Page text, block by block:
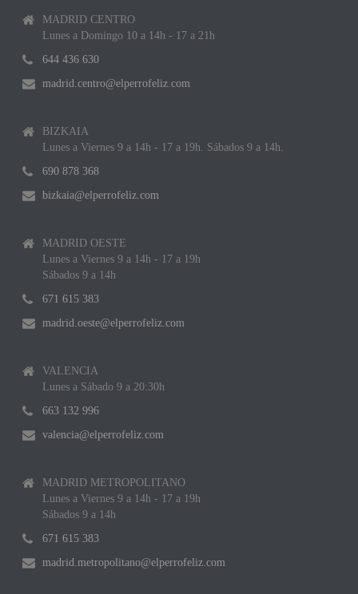
MADRID CENTRO
Lunes a Domingo 10 a 14h - 17 a 21h
644 436 630
madrid.centro@elperrofeliz.com
BIZKAIA
Lunes a Viernes 9 a 14h - 17 a 19h. Sábados 9 a 14h.
690 878 368
bizkaia@elperrofeliz.com
MADRID OESTE
Lunes a Viernes 9 a 14h - 17 a 19h
Sábados 9 a 14h
671 615 383
madrid.oeste@elperrofeliz.com
VALENCIA
Lunes a Sábado 9 a 20:30h
663 132 996
valencia@elperrofeliz.com
MADRID METROPOLITANO
Lunes a Viernes 9 a 14h - 17 a 19h
Sábados 9 a 14h
671 615 383
madrid.metropolitano@elperrofeliz.com